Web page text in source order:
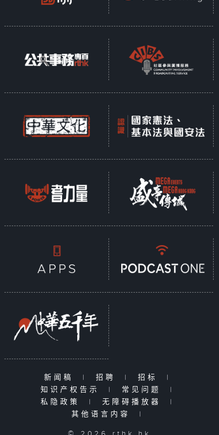
新闻稿 | 招聘 | 招标
|
知识产权告示
| 常见问题
|
私隐政策
| 无障碍播放器
|
其他语言内容
|